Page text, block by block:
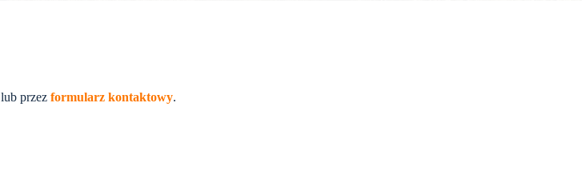
lub przez formularz kontaktowy.